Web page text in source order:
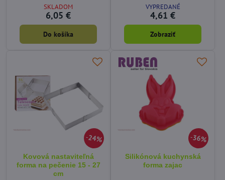
SKLADOM
6,05 €
Do košíka
VYPREDANÉ
4,61 €
Zobraziť
24%
Kovová nastaviteľná
forma na pečenie 15 - 27
cm
36%
Silikónová kuchynská
forma zajac